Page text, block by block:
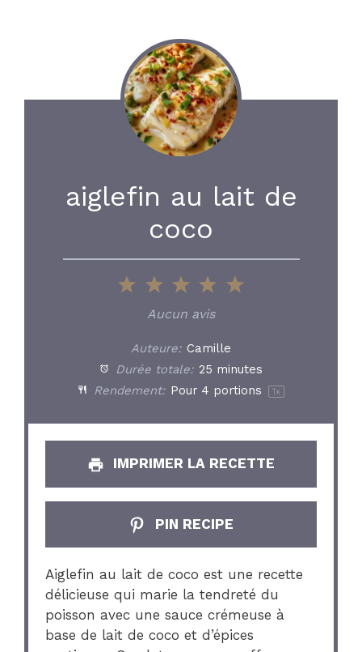
aiglefin au lait de
coco
5
4
3
Stars
2
Stars
1
Star
Aucun avis
Auteure: Camille
Durée totale: 25 minutes
Rendement: Pour 4 portions 1 x
IMPRIMER LA RECETTE
PIN RECIPE
Aiglefin au lait de coco est une recette
délicieuse qui marie la tendreté du
poisson avec une sauce crémeuse à
base de lait de coco et d’épices